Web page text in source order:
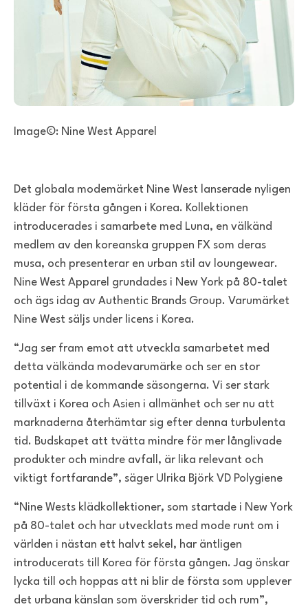
Image©: Nine West Apparel
Det globala modemärket Nine West lanserade nyligen
kläder för första gången i Korea. Kollektionen
introducerades i samarbete med Luna, en välkänd
medlem av den koreanska gruppen FX som deras
musa, och presenterar en urban stil av loungewear.
Nine West Apparel grundades i New York på 80-talet
och ägs idag av Authentic Brands Group. Varumärket
Nine West säljs under licens i Korea.
“Jag ser fram emot att utveckla samarbetet med
detta välkända modevarumärke och ser en stor
potential i de kommande säsongerna. Vi ser stark
tillväxt i Korea och Asien i allmänhet och ser nu att
marknaderna återhämtar sig efter denna turbulenta
tid. Budskapet att tvätta mindre för mer långlivade
produkter och mindre avfall, är lika relevant och
viktigt fortfarande”, säger Ulrika Björk VD Polygiene
“Nine Wests klädkollektioner, som startade i New York
på 80-talet och har utvecklats med mode runt om i
världen i nästan ett halvt sekel, har äntligen
introducerats till Korea för första gången. Jag önskar
lycka till och hoppas att ni blir de första som upplever
det urbana känslan som överskrider tid och rum”,